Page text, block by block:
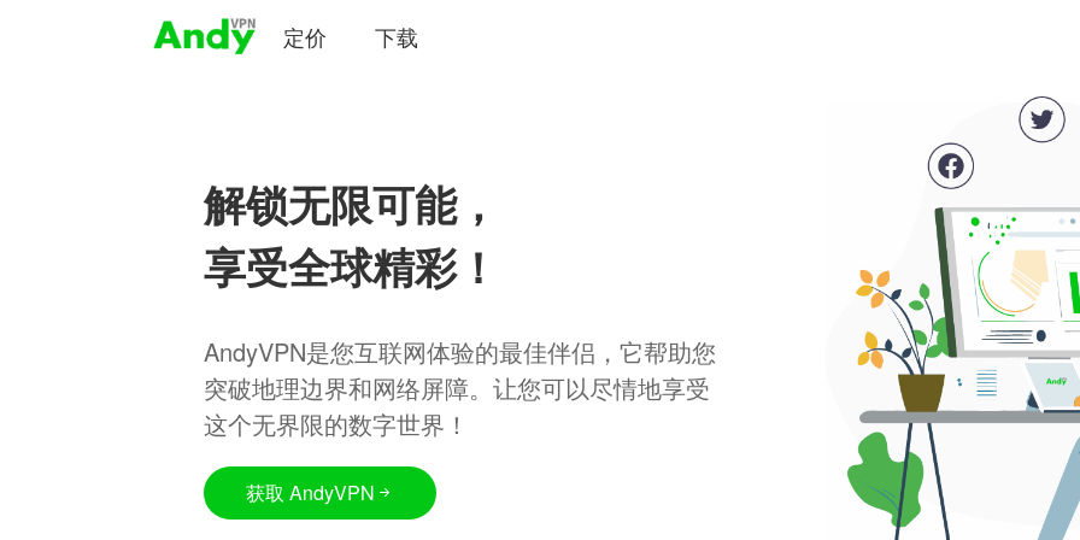
定价 下载
解锁无限可能，
享受全球精彩！
AndyVPN是您互联网体验的最佳伴侣，它帮助您
突破地理边界和网络屏障。让您可以尽情地享受
这个无界限的数字世界！
获取 AndyVPN